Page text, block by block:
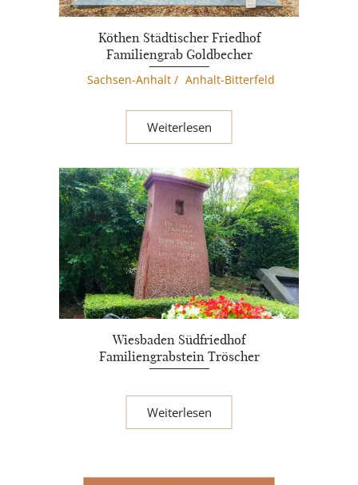
Köthen Städtischer Friedhof
Familiengrab Goldbecher
Sachsen-Anhalt / Anhalt-Bitterfeld
Weiterlesen
Wiesbaden Südfriedhof
Familiengrabstein Tröscher
Weiterlesen